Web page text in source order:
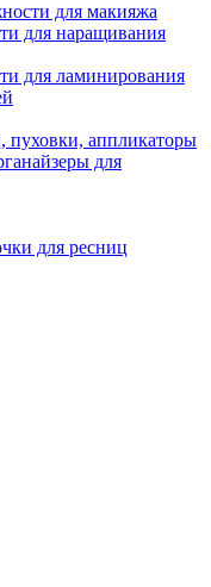
для макияжа
для наращивания
для ламинирования
пуховки, аппликаторы
для
для ресниц